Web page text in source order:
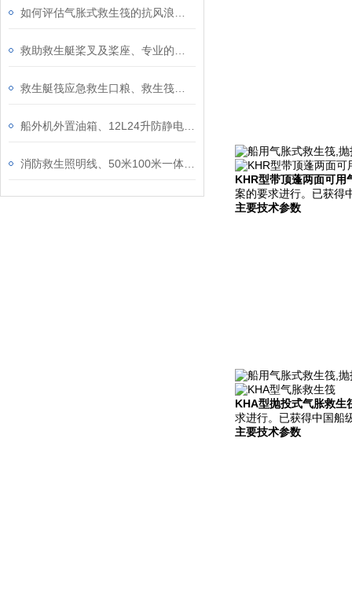
KHR型带顶蓬两面可用
案的要求进行。已获得
主要技术参数
KHA型抛投式气胀救生
求进行。已获得中国船
主要技术参数